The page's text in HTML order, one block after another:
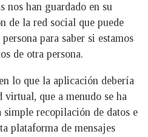
nos han guardado en su
de la red social que puede
para saber si estamos
de otra persona.
lo que la aplicación debería
virtual, que a menudo se ha
recopilación de datos e
plataforma de mensajes